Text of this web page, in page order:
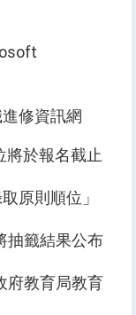
修資訊網
將於報名截止
原則順位」
抽籤結果公布
府教育局教育